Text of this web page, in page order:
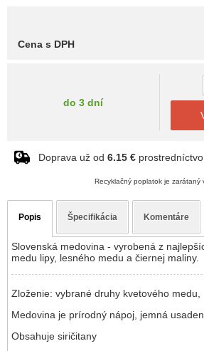
Cena s DPH
do 3 dní
Doprava už od 6.15 €
Recyklačný poplatok je zarátaný
Popis Špecifikácia Komentáre
Slovenská medovina - vyrobená z
medu lipy, lesného medu a čiernej maliny.
Zloženie: vybrané druhy kvetového medu,
Medovina je prírodný nápoj, jemná
Obsahuje siričitany